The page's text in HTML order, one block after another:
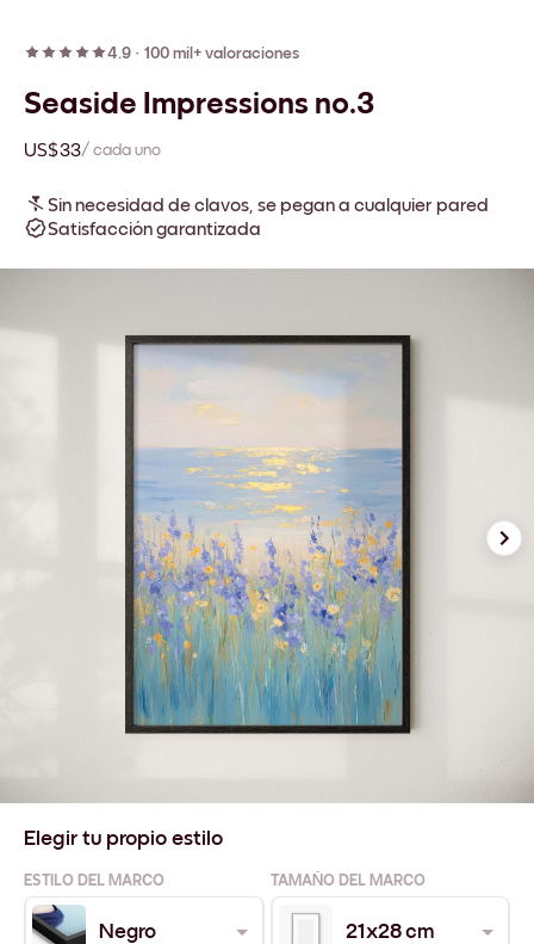
4.9 · 100 mil+ valoraciones
Seaside Impressions no.3
US$33/ cada uno
Sin necesidad de clavos, se pegan a cualquier pared
Satisfacción garantizada
Elegir tu propio estilo
ESTILO DEL MARCO TAMAÑO DEL MARCO
Negro 21x28 cm